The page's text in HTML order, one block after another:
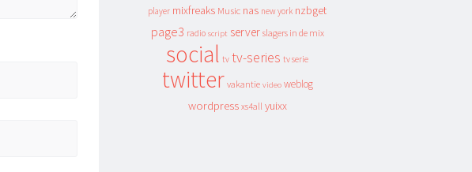
player mixfreaks Music nas new york nzbget
page3 radio script server slagers in de mix
social tv tv-series tv serie
twitter vakantie video weblog
wordpress xs4all yuixx